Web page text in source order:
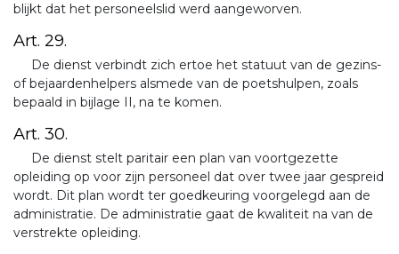
blijkt dat het personeelslid werd aangeworven.
Art. 29.
De dienst verbindt zich ertoe het statuut van de gezins-
of bejaardenhelpers alsmede van de poetshulpen, zoals
bepaald in bijlage II, na te komen.
Art. 30.
De dienst stelt paritair een plan van voortgezette
opleiding op voor zijn personeel dat over twee jaar gespreid
wordt. Dit plan wordt ter goedkeuring voorgelegd aan de
administratie. De administratie gaat de kwaliteit na van de
verstrekte opleiding.